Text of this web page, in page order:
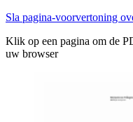
Sla pagina-voorvertoning
Klik op een pagina om de
uw browser